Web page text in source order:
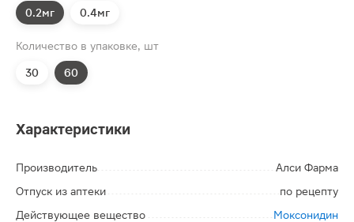
0.2мг 0.4мг
Количество в упаковке, шт
30 60
Характеристики
Производитель
Алси Фарма
Отпуск из аптеки
по рецепту
Действующее вещество
Моксонидин